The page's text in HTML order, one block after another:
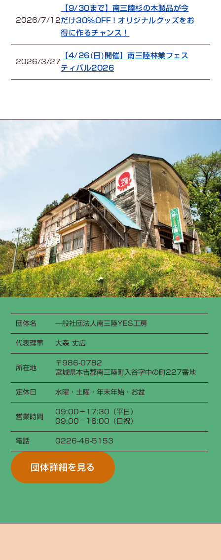
2026/7/12
【9/30まで】南三陸杉の木製品が今
だけ30%OFF！オリジナルグッズをお
得に作るチャンス！
2026/3/27【4/26(日)開催】南三陸林業フェス
ティバル2026
団体名
一般社団法人南三陸YES工房
代表理事
大森 丈広
所在地
〒986-0782
宮城県本吉郡南三陸町入谷字中の町227番地
定休日
水曜・土曜・年末年始・お盆
営業時間
09:00−17:30（平日）
09:00−16:00（日祝）
電話
0226-46-5153
団体詳細を見る